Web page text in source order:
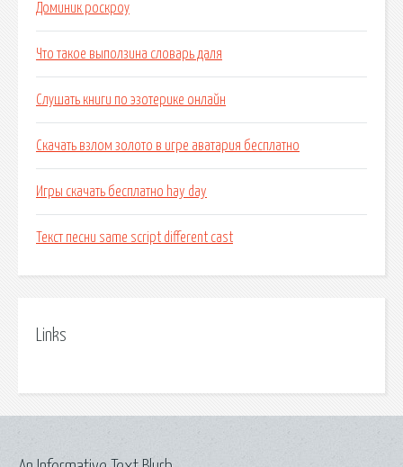
Доминик роскроу
Что такое выползина словарь даля
Слушать книги по эзотерике онлайн
Скачать взлом золото в игре аватария бесплатно
Игры скачать бесплатно hay day
Текст песни same script different cast
Links